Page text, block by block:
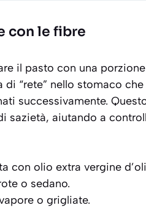
con le fibre
il pasto con una
“rete” nello stomaco che
successivamente.
sazietà, aiutando a
con olio extra vergine
o sedano.
o grigliate.